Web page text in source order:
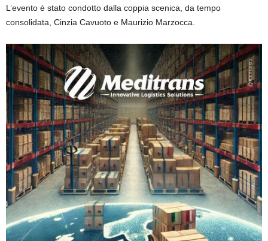
L’evento è stato condotto dalla coppia scenica, da tempo
consolidata, Cinzia Cavuoto e Maurizio Marzocca.